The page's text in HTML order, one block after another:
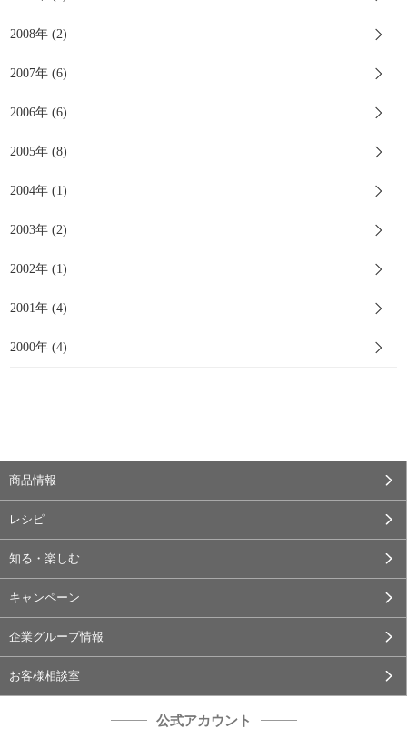
2008年 (2)
2007年 (6)
2006年 (6)
2005年 (8)
2004年 (1)
2003年 (2)
2002年 (1)
2001年 (4)
2000年 (4)
商品情報
レシピ
知る・楽しむ
キャンペーン
企業グループ情報
お客様相談室
公式アカウント